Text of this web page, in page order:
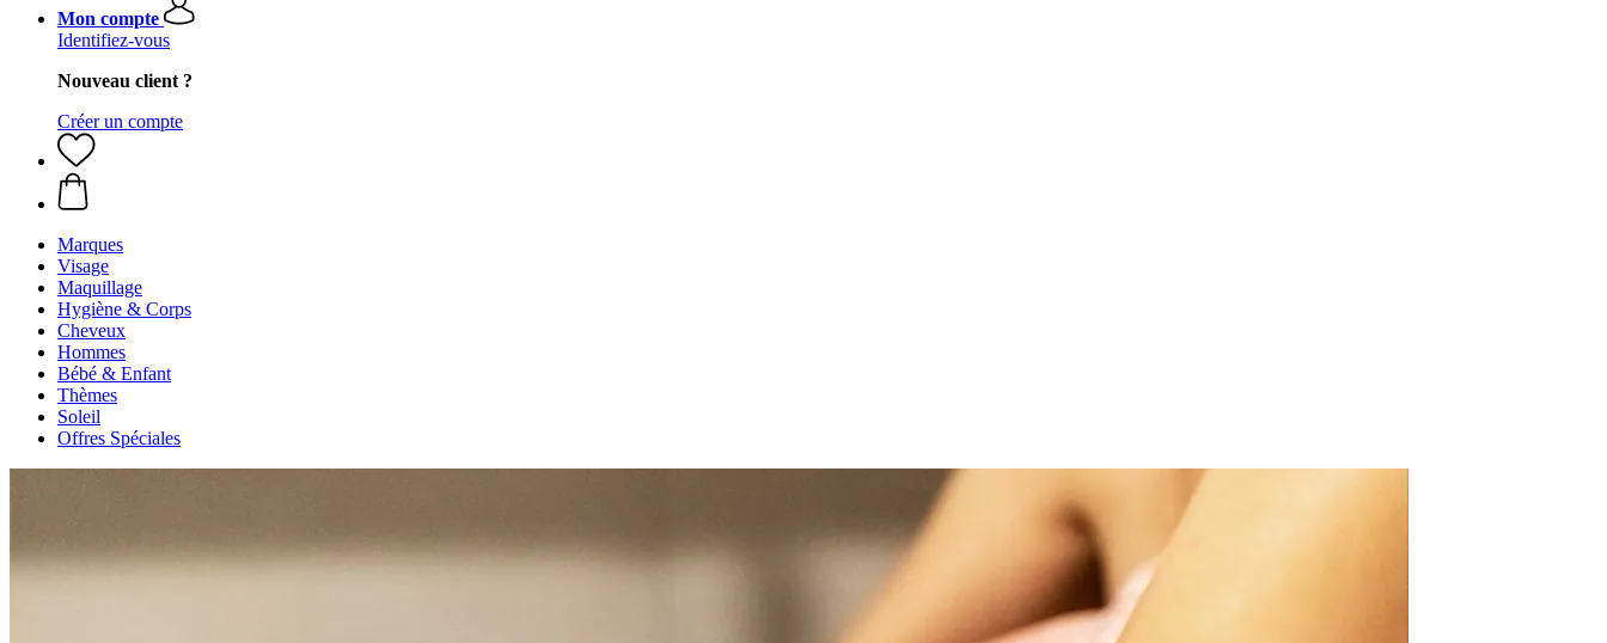
Mon compte
Identifiez-vous
Nouveau client ?
Créer un compte
Marques
Visage
Maquillage
Hygiène & Corps
Cheveux
Hommes
Bébé & Enfant
Thèmes
Soleil
Offres Spéciales